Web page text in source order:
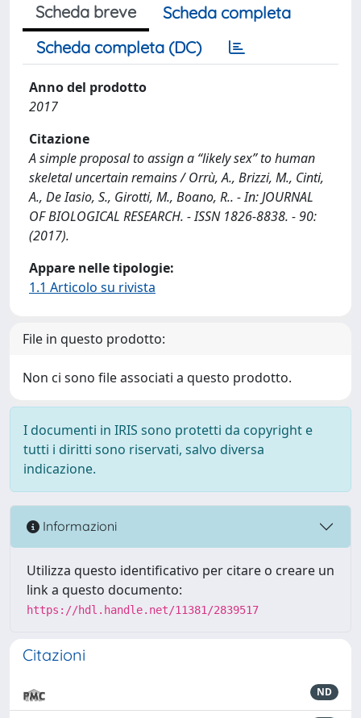
Scheda breve
Scheda completa
Scheda completa (DC)
Anno del prodotto
2017
Citazione
A simple proposal to assign a “likely sex” to human
skeletal uncertain remains / Orrù, A., Brizzi, M., Cinti,
A., De Iasio, S., Girotti, M., Boano, R.. - In: JOURNAL
OF BIOLOGICAL RESEARCH. - ISSN 1826-8838. - 90:
(2017).
Appare nelle tipologie:
1.1 Articolo su rivista
File in questo prodotto:
Non ci sono file associati a questo prodotto.
I documenti in IRIS sono protetti da copyright e
tutti i diritti sono riservati, salvo diversa
indicazione.
Informazioni
Utilizza questo identificativo per citare o creare un
link a questo documento:
https://hdl.handle.net/11381/2839517
Citazioni
ND